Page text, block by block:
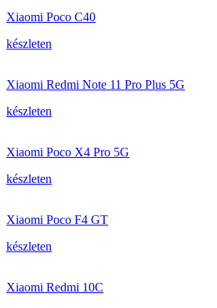
Xiaomi Poco C40
készleten
Xiaomi Redmi Note 11 Pro Plus 5G
készleten
Xiaomi Poco X4 Pro 5G
készleten
Xiaomi Poco F4 GT
készleten
Xiaomi Redmi 10C